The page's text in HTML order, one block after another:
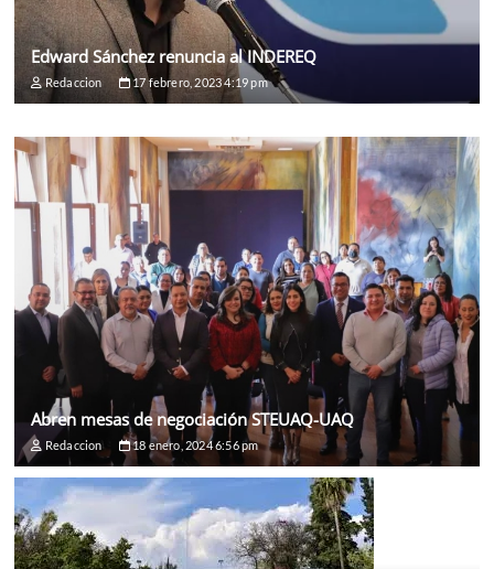
Edward Sánchez renuncia al INDEREQ
Redaccion 17 febrero, 2023 4:19 pm
Abren mesas de negociación STEUAQ-UAQ
Redaccion 18 enero, 2024 6:56 pm